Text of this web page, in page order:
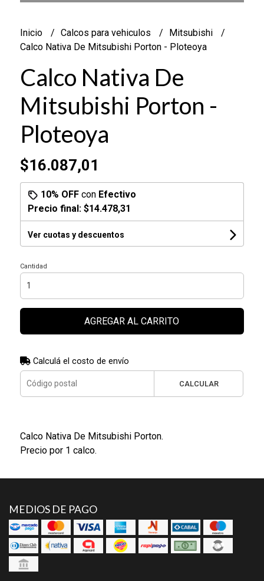
Inicio Calcos para vehiculos
Mitsubishi
Calco Nativa De Mitsubishi Porton - Ploteoya
Calco Nativa De
Mitsubishi Porton -
Ploteoya
$16.087,01
10% OFFcon Efectivo
Precio final: $14.478,31
Ver cuotas y descuentos
Cantidad
AGREGAR AL CARRITO
Calculá el costo de envío
CALCULAR
Calco Nativa De Mitsubishi Porton.
Precio por 1 calco.
MEDIOS DE PAGO